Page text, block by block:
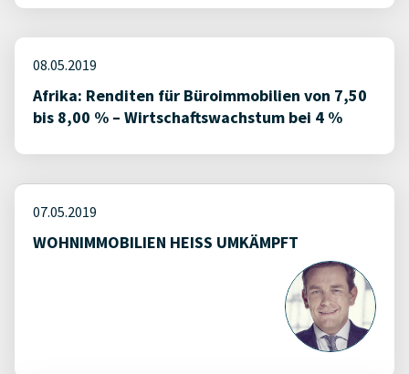
08.05.2019
Afrika: Renditen für Büroimmobilien von 7,50
bis 8,00 % – Wirtschaftswachstum bei 4 %
07.05.2019
WOHNIMMOBILIEN HEISS UMKÄMPFT